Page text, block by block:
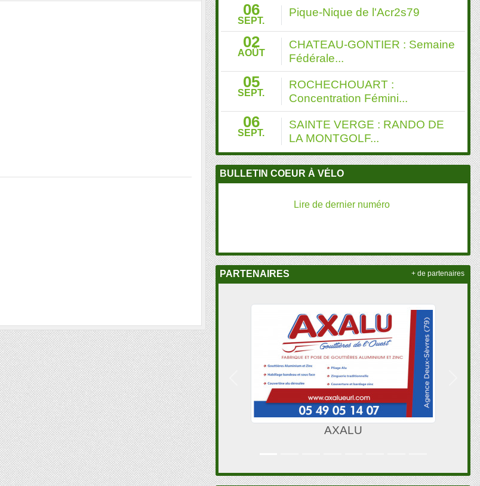
06
SEPT.
Pique-Nique de l'Acr2s79
02
AOÛT
CHATEAU-GONTIER : Semaine
Fédérale...
05
SEPT.
ROCHECHOUART :
Concentration Fémini...
06
SEPT.
SAINTE VERGE : RANDO DE
LA MONTGOLF...
BULLETIN COEUR À VÉLO
Lire de dernier numéro
PARTENAIRES
AXALU
Précedent
+ de partenaires